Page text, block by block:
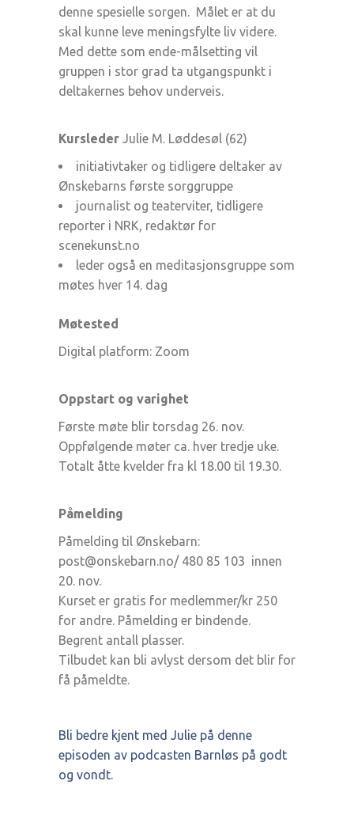
denne spesielle sorgen. Målet er at du
skal kunne leve meningsfylte liv videre.
Med dette som ende-målsetting vil
gruppen i stor grad ta utgangspunkt i
deltakernes behov underveis.
Kursleder Julie M. Løddesøl (62)
initiativtaker og tidligere deltaker av
Ønskebarns første sorggruppe
journalist og teaterviter, tidligere
reporter i NRK, redaktør for
scenekunst.no
leder også en meditasjonsgruppe som
møtes hver 14. dag
Møtested
Digital platform: Zoom
Oppstart og varighet
Første møte blir torsdag 26. nov.
Oppfølgende møter ca. hver tredje uke.
Totalt åtte kvelder fra kl 18.00 til 19.30.
Påmelding
Påmelding til Ønskebarn:
post@onskebarn.no/ 480 85 103 innen
20. nov.
Kurset er gratis for medlemmer/kr 250
for andre. Påmelding er bindende.
Begrent antall plasser.
Tilbudet kan bli avlyst dersom det blir for
få påmeldte.
Bli bedre kjent med Julie på denne
episoden av podcasten Barnløs på godt
og vondt.